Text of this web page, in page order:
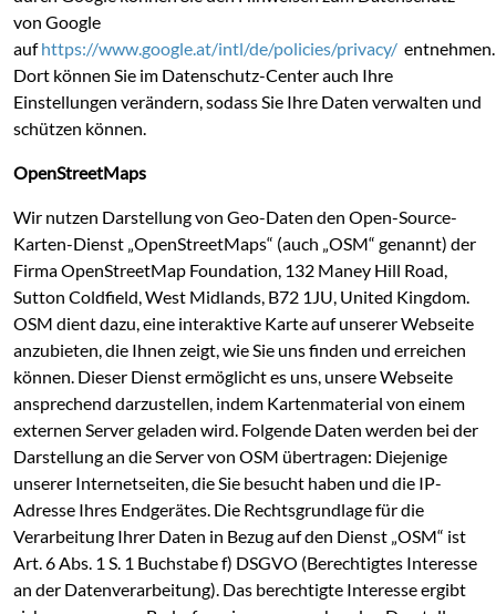
von Google
aufhttps://www.google.at/intl/de/policies/privacy/ entnehmen.
Dort können Sie im Datenschutz-Center auch Ihre
Einstellungen verändern, sodass Sie Ihre Daten verwalten und
schützen können.
OpenStreetMaps
Wir nutzen Darstellung von Geo-Daten den Open-Source-
Karten-Dienst „OpenStreetMaps“ (auch „OSM“ genannt) der
Firma OpenStreetMap Foundation, 132 Maney Hill Road,
Sutton Coldfield, West Midlands, B72 1JU, United Kingdom.
OSM dient dazu, eine interaktive Karte auf unserer Webseite
anzubieten, die Ihnen zeigt, wie Sie uns finden und erreichen
können. Dieser Dienst ermöglicht es uns, unsere Webseite
ansprechend darzustellen, indem Kartenmaterial von einem
externen Server geladen wird. Folgende Daten werden bei der
Darstellung an die Server von OSM übertragen: Diejenige
unserer Internetseiten, die Sie besucht haben und die IP-
Adresse Ihres Endgerätes. Die Rechtsgrundlage für die
Verarbeitung Ihrer Daten in Bezug auf den Dienst „OSM“ ist
Art. 6 Abs. 1 S. 1 Buchstabe f) DSGVO (Berechtigtes Interesse
an der Datenverarbeitung). Das berechtigte Interesse ergibt